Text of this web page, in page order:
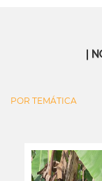
|
POR TEMÁTICA